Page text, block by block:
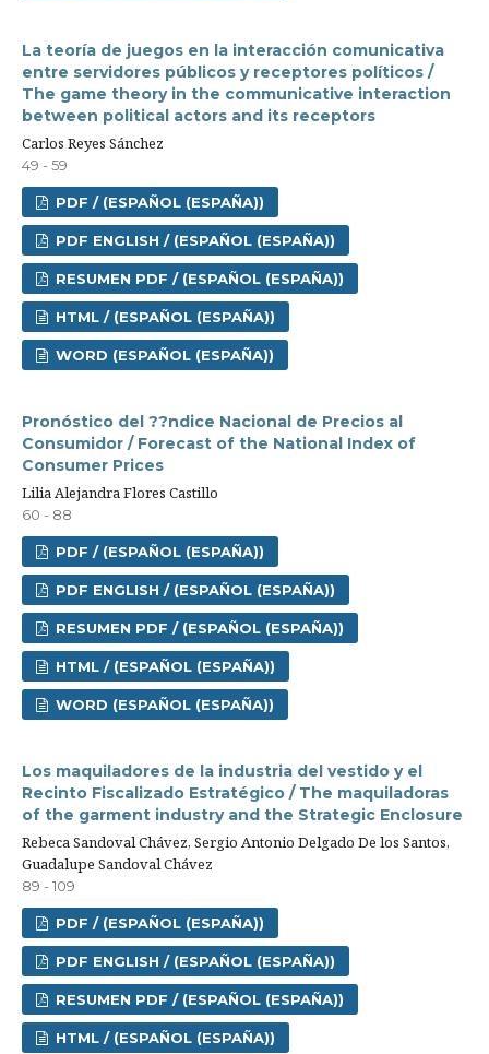
La teoría de juegos en la interacción comunicativa
entre servidores públicos y receptores políticos /
The game theory in the communicative interaction
between political actors and its receptors
Carlos Reyes Sánchez
49 - 59
PDF / (ESPAÑOL (ESPAÑA))
PDF ENGLISH / (ESPAÑOL (ESPAÑA))
RESUMEN PDF / (ESPAÑOL (ESPAÑA))
HTML / (ESPAÑOL (ESPAÑA))
WORD (ESPAÑOL (ESPAÑA))
Pronóstico del ??ndice Nacional de Precios al
Consumidor / Forecast of the National Index of
Consumer Prices
Lilia Alejandra Flores Castillo
60 - 88
PDF / (ESPAÑOL (ESPAÑA))
PDF ENGLISH / (ESPAÑOL (ESPAÑA))
RESUMEN PDF / (ESPAÑOL (ESPAÑA))
HTML / (ESPAÑOL (ESPAÑA))
WORD (ESPAÑOL (ESPAÑA))
Los maquiladores de la industria del vestido y el
Recinto Fiscalizado Estratégico / The maquiladoras
of the garment industry and the Strategic Enclosure
Rebeca Sandoval Chávez, Sergio Antonio Delgado De los Santos,
Guadalupe Sandoval Chávez
89 - 109
PDF / (ESPAÑOL (ESPAÑA))
PDF ENGLISH / (ESPAÑOL (ESPAÑA))
RESUMEN PDF / (ESPAÑOL (ESPAÑA))
HTML / (ESPAÑOL (ESPAÑA))